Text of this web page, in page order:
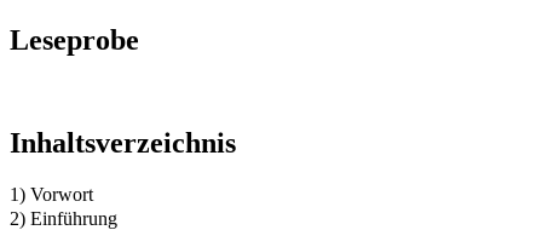
Leseprobe
Inhaltsverzeichnis
1) Vorwort
2) Einführung